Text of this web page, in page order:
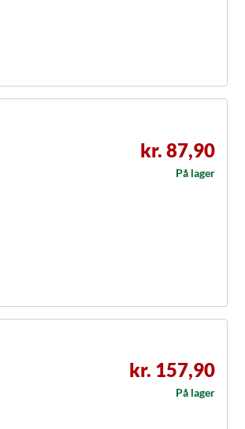
kr. 87,90
På lager
kr. 157,90
På lager